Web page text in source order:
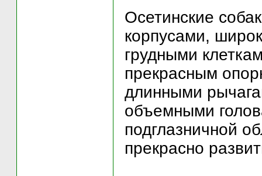
Осетинские
корпусами,
грудными
прекрасным
длинными
объемными
подглазничной
прекрасно